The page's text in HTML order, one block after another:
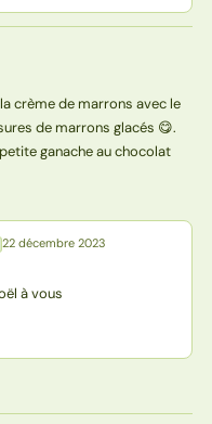
crème de marrons avec le
de marrons glacés 😋.
ganache au chocolat
22 décembre 2023
à vous